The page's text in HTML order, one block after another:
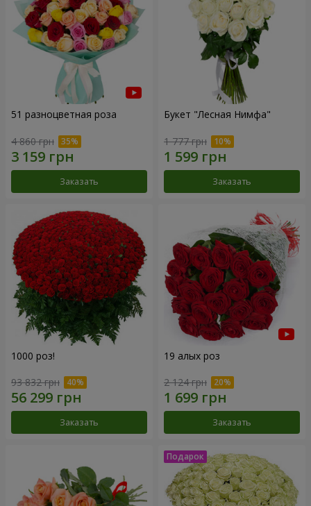
51 разноцветная роза
4 860 грн
Заказать
Букет "Лесная Нимфа"
1 777 грн
Заказать
1000 роз!
93 832 грн
Заказать
19 алых роз
2 124 грн
Заказать